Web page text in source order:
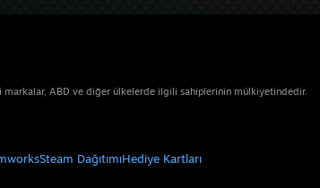
markalar, ABD ve diğer ülkelerde ilgili sahiplerinin mülkiyetindedir.
Steam DağıtımıHediye Kartları